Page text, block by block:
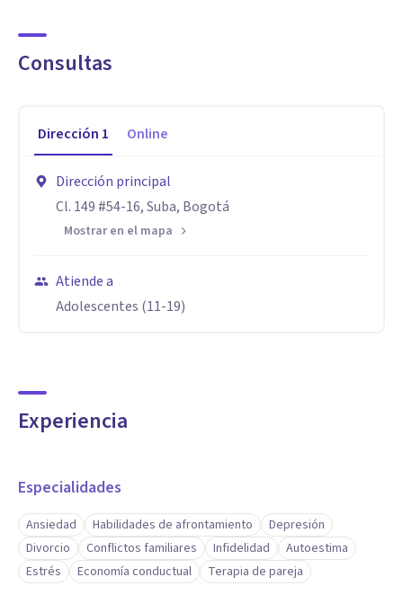
Consultas
Dirección 1 Online
Dirección principal
Cl. 149 #54-16, Suba, Bogotá
Mostrar en el mapa
Atiende a
Adolescentes (11-19)
Experiencia
Especialidades
Ansiedad Habilidades de afrontamiento
Depresión
Divorcio
Conflictos familiares Infidelidad
Autoestima
Estrés
Economía conductual Terapia de pareja